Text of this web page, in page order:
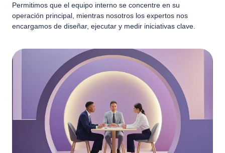
Permitimos que el equipo interno se concentre en su
operación principal, mientras nosotros los expertos nos
encargamos de diseñar, ejecutar y medir iniciativas clave.